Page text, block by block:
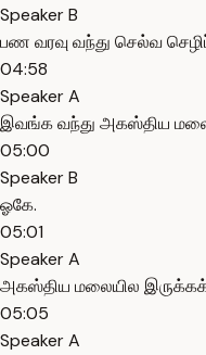
Speaker B
பண வரவு வந்து செல்வ
04:58
Speaker A
இவங்க வந்து அகஸ்திய
05:00
Speaker B
ஓகே.
05:01
Speaker A
அகஸ்திய மலையில
05:05
Speaker A